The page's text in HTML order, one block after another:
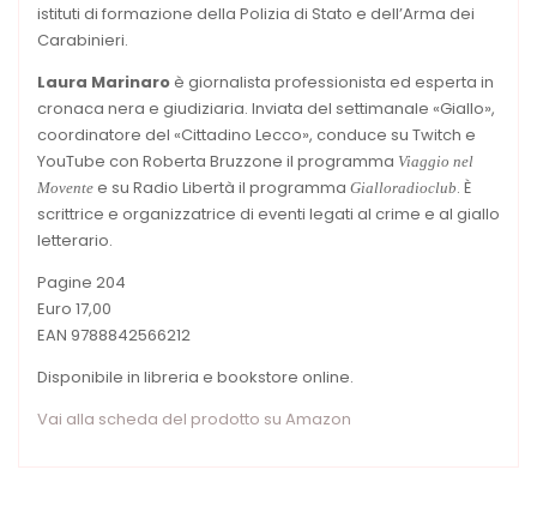
istituti di formazione della Polizia di Stato e dell’Arma dei
Carabinieri.
Laura Marinaroè giornalista professionista ed esperta in
cronaca nera e giudiziaria. Inviata del settimanale «Giallo»,
coordinatore del «Cittadino Lecco», conduce su Twitch e
YouTube con Roberta Bruzzone il programma Viaggio nel
Movente e su Radio Libertà il programma Gialloradioclub. È
scrittrice e organizzatrice di eventi legati al crime e al giallo
letterario.
Pagine 204
Euro 17,00
EAN 9788842566212
Disponibile in libreria e bookstore online.
Vai alla scheda del prodotto su Amazon